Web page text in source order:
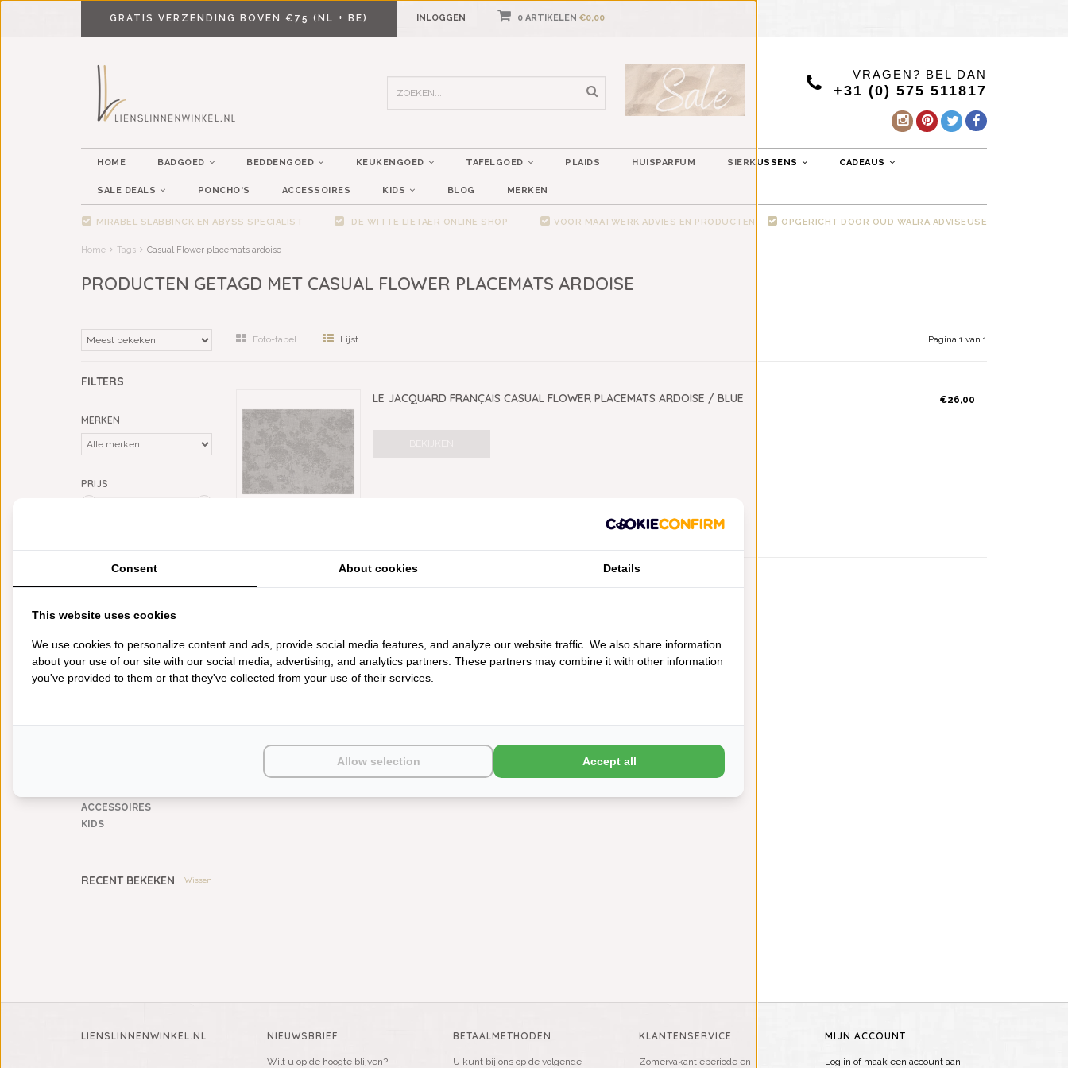
GRATIS VERZENDING BOVEN €75 (NL + BE) INLOGGEN 0 ARTIKELEN €0,00
VRAGEN? BEL DAN
+31 (0) 575 511817
HOME BADGOED BEDDENGOED KEUKENGOED TAFELGOED PLAIDS HUISPARFUM SIERKUSSENS CADEAUS
SALE DEALS PONCHO'S ACCESSOIRES KIDS BLOG MERKEN
MIRABEL SLABBINCK EN ABYSS SPECIALIST DE WITTE LIETAER ONLINE SHOP VOOR MAATWERK ADVIES EN PRODUCTEN OPGERICHT DOOR OUD WALRA ADVISEUSE
Home Tags Casual Flower placemats ardoise
PRODUCTEN GETAGD MET CASUAL FLOWER PLACEMATS ARDOISE
Foto-tabel Lijst Pagina 1 van 1
FILTERS
MERKEN
PRIJS
KLEUR
grijs(1)
CATEGORIEËN
BADGOED
BEDDENGOED
KEUKENGOED
HUISPARFUM
ACCESSOIRES
KIDS
RECENT BEKEKEN Wissen
LE JACQUARD FRANÇAIS CASUAL FLOWER PLACEMATS ARDOISE / BLUE €26,00
LIENSLINNENWINKEL.NL NIEUWSBRIEF
Wilt u op de hoogte blijven?
BETAALMETHODEN
U kunt bij ons op de volgende
KLANTENSERVICE
Zomervakantieperiode en
MIJN ACCOUNT
Log in of maak een account aan
Consent About cookies Details
This website uses cookies
We use cookies to personalize content and ads, provide social media features, and analyze our website traffic. We also share information
about your use of our site with our social media, advertising, and analytics partners. These partners may combine it with other information
you've provided to them or that they've collected from your use of their services.
Allow selection Accept all